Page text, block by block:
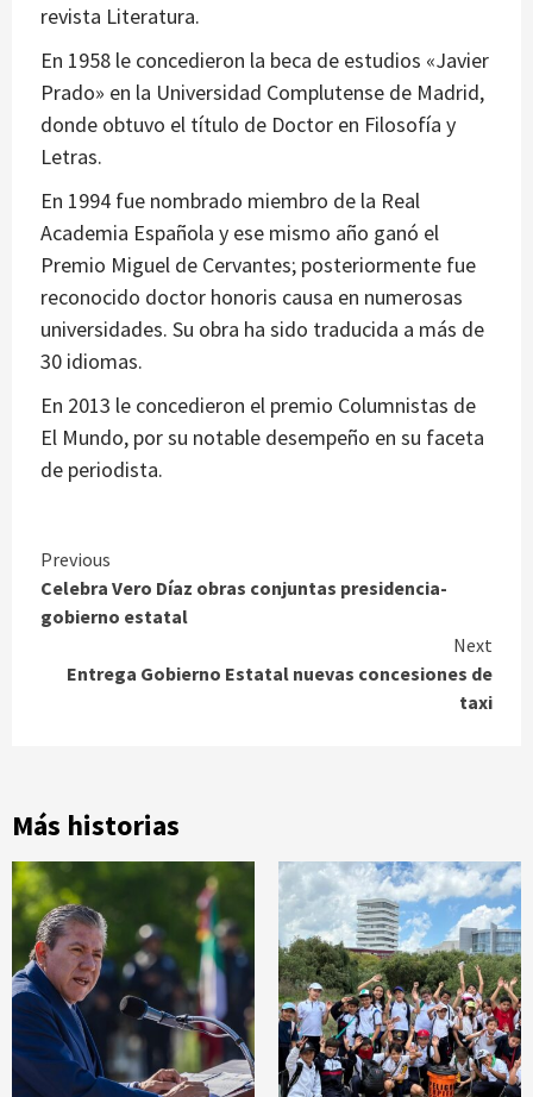
revista Literatura.
En 1958 le concedieron la beca de estudios «Javier
Prado» en la Universidad Complutense de Madrid,
donde obtuvo el título de Doctor en Filosofía y
Letras.
En 1994 fue nombrado miembro de la Real
Academia Española y ese mismo año ganó el
Premio Miguel de Cervantes; posteriormente fue
reconocido doctor honoris causa en numerosas
universidades. Su obra ha sido traducida a más de
30 idiomas.
En 2013 le concedieron el premio Columnistas de
El Mundo, por su notable desempeño en su faceta
de periodista.
Continue
Reading
Previous
Celebra Vero Díaz obras conjuntas presidencia-
gobierno estatal
Next
Entrega Gobierno Estatal nuevas concesiones de
taxi
Más historias